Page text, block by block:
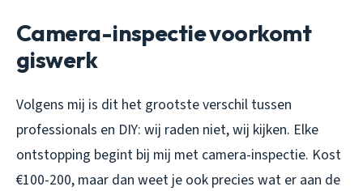
Camera-inspectie voorkomt
giswerk
Volgens mij is dit het grootste verschil tussen
professionals en DIY: wij raden niet, wij kijken. Elke
ontstopping begint bij mij met camera-inspectie. Kost
€100-200, maar dan weet je ook precies wat er aan de